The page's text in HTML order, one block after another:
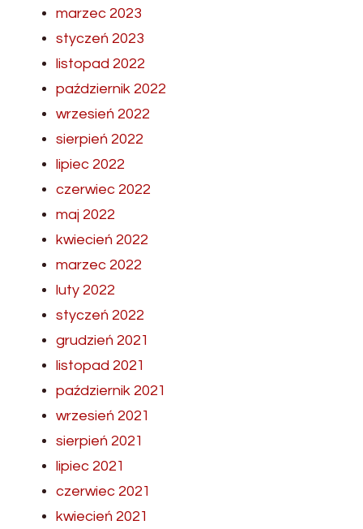
marzec 2023
styczeń 2023
listopad 2022
październik 2022
wrzesień 2022
sierpień 2022
lipiec 2022
czerwiec 2022
maj 2022
kwiecień 2022
marzec 2022
luty 2022
styczeń 2022
grudzień 2021
listopad 2021
październik 2021
wrzesień 2021
sierpień 2021
lipiec 2021
czerwiec 2021
kwiecień 2021